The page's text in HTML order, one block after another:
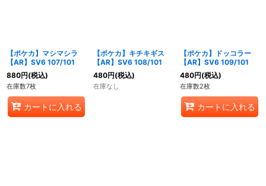
【ポケカ】マシマシラ
【AR】SV6 107/101
880円(税込)
在庫数7枚
カートに入れる
【ポケカ】キチキギス
【AR】SV6 108/101
480円(税込)
在庫なし
【ポケカ】ドッコラー
【AR】SV6 109/101
480円(税込)
在庫数2枚
カートに入れる